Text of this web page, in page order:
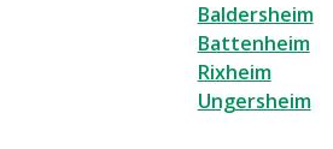
Baldersheim
Battenheim
Rixheim
Ungersheim